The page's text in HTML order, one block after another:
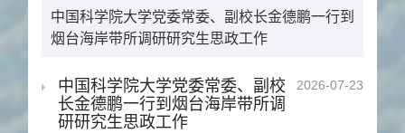
中国科学院大学党委常委、副校长金德鹏一行到
烟台海岸带所调研研究生思政工作
2026-07-23
中国科学院大学党委常委、副校
长金德鹏一行到烟台海岸带所调
研研究生思政工作